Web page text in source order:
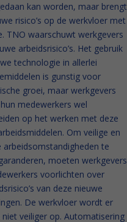
kan worden, maar brengt
risico’s op de werkvloer met
TNO waarschuwt werkgevers
arbeidsrisico’s. Het gebruik
technologie in allerlei
is gunstig voor
groei, maar werkgevers
medewerkers wel
op het werken met deze
Om veilige en
arbeidsomstandigheden te
moeten werkgevers
voorlichten over
van deze nieuwe
De werkvloer wordt er
niet veiliger op. Automatisering